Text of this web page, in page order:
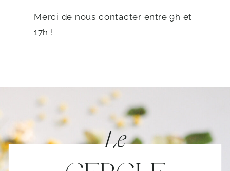
Merci de nous contacter entre 9h et
17h !
Le